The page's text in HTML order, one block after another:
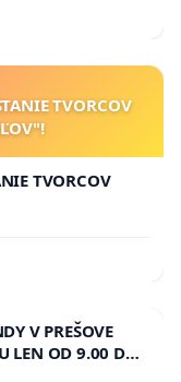
TVORCOV
TVORCOV
V PREŠOVE
LEN OD 9.00 DO
CIEĽ 8.00 – 18.00